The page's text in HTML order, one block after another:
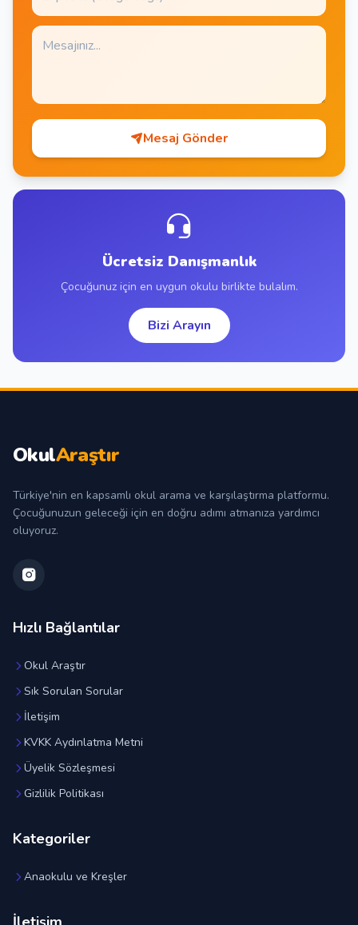
Mesaj Gönder
Ücretsiz Danışmanlık
Çocuğunuz için en uygun okulu birlikte bulalım.
Bizi Arayın
OkulAraştır
Türkiye'nin en kapsamlı okul arama ve karşılaştırma platformu.
Çocuğunuzun geleceği için en doğru adımı atmanıza yardımcı
oluyoruz.
Hızlı Bağlantılar
Okul Araştır
Sık Sorulan Sorular
İletişim
KVKK Aydınlatma Metni
Üyelik Sözleşmesi
Gizlilik Politikası
Kategoriler
Anaokulu ve Kreşler